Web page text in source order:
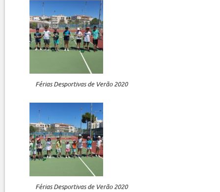
Férias Desportivas de Verão 2020
Férias Desportivas de Verão 2020